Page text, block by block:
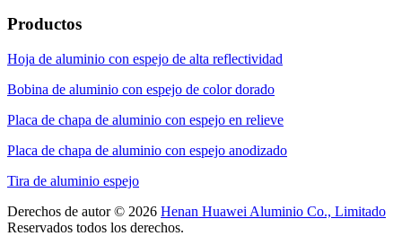
Productos
Hoja de aluminio con espejo de alta reflectividad
Bobina de aluminio con espejo de color dorado
Placa de chapa de aluminio con espejo en relieve
Placa de chapa de aluminio con espejo anodizado
Tira de aluminio espejo
Derechos de autor © 2026 Henan Huawei Aluminio Co., Limitado
Reservados todos los derechos.